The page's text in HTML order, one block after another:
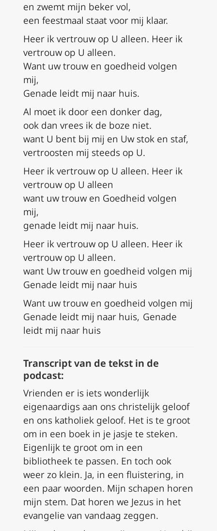
en zwemt mijn beker vol,
een feestmaal staat voor mij klaar.
Heer ik vertrouw op U alleen. Heer ik
vertrouw op U alleen.
Want uw trouw en goedheid volgen
mij,
Genade leidt mij naar huis.
Al moet ik door een donker dag,
ook dan vrees ik de boze niet.
want U bent bij mij en Uw stok en staf,
vertroosten mij steeds op U.
Heer ik vertrouw op U alleen. Heer ik
vertrouw op U alleen
want uw trouw en Goedheid volgen
mij,
genade leidt mij naar huis.
Heer ik vertrouw op U alleen. Heer ik
vertrouw op U alleen.
want Uw trouw en goedheid volgen mij
Genade leidt mij naar huis
Want uw trouw en goedheid volgen mij
Genade leidt mij naar huis, Genade
leidt mij naar huis
Transcript van de tekst in de
podcast:
Vrienden er is iets wonderlijk
eigenaardigs aan ons christelijk geloof
en ons katholiek geloof. Het is te groot
om in een boek in je jasje te steken.
Eigenlijk te groot om in een
bibliotheek te passen. En toch ook
weer zo klein. Ja, in een fluistering, in
een paar woorden. Mijn schapen horen
mijn stem. Dat horen we Jezus in het
evangelie van vandaag zeggen.